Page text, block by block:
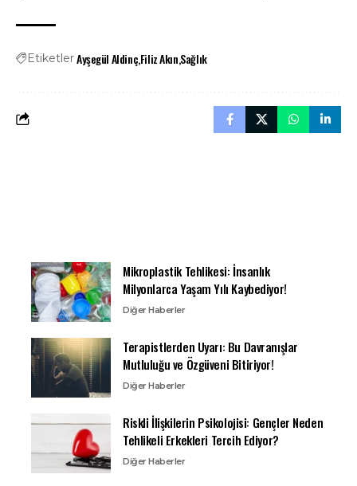
EtiketlerAyşegül AldinçFiliz AkınSağlık
Mikroplastik Tehlikesi: İnsanlık
Milyonlarca Yaşam Yılı Kaybediyor!
Diğer Haberler
Terapistlerden Uyarı: Bu Davranışlar
Mutluluğu ve Özgüveni Bitiriyor!
Diğer Haberler
Riskli İlişkilerin Psikolojisi: Gençler Neden
Tehlikeli Erkekleri Tercih Ediyor?
Diğer Haberler